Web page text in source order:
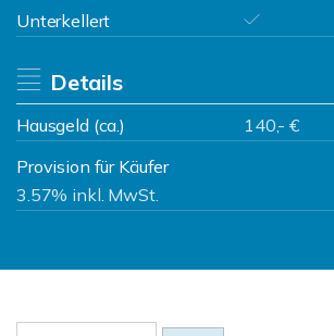
Unterkellert
Details
Hausgeld (ca.)
140,- €
Provision für Käufer
3.57% inkl. MwSt.